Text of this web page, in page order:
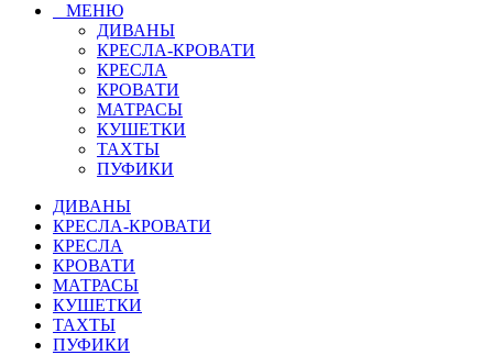
МЕНЮ
ДИВАНЫ
КРЕСЛА-КРОВАТИ
КРЕСЛА
КРОВАТИ
МАТРАСЫ
КУШЕТКИ
ТАХТЫ
ПУФИКИ
ДИВАНЫ
КРЕСЛА-КРОВАТИ
КРЕСЛА
КРОВАТИ
МАТРАСЫ
КУШЕТКИ
ТАХТЫ
ПУФИКИ